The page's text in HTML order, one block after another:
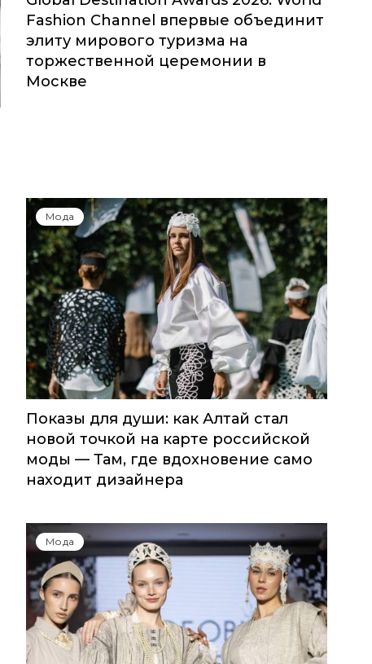
Fashion Channel впервые объединит
элиту мирового туризма на
торжественной церемонии в
Москве
Мода
Показы для души: как Алтай стал
новой точкой на карте российской
моды — Там, где вдохновение само
находит дизайнера
Мода